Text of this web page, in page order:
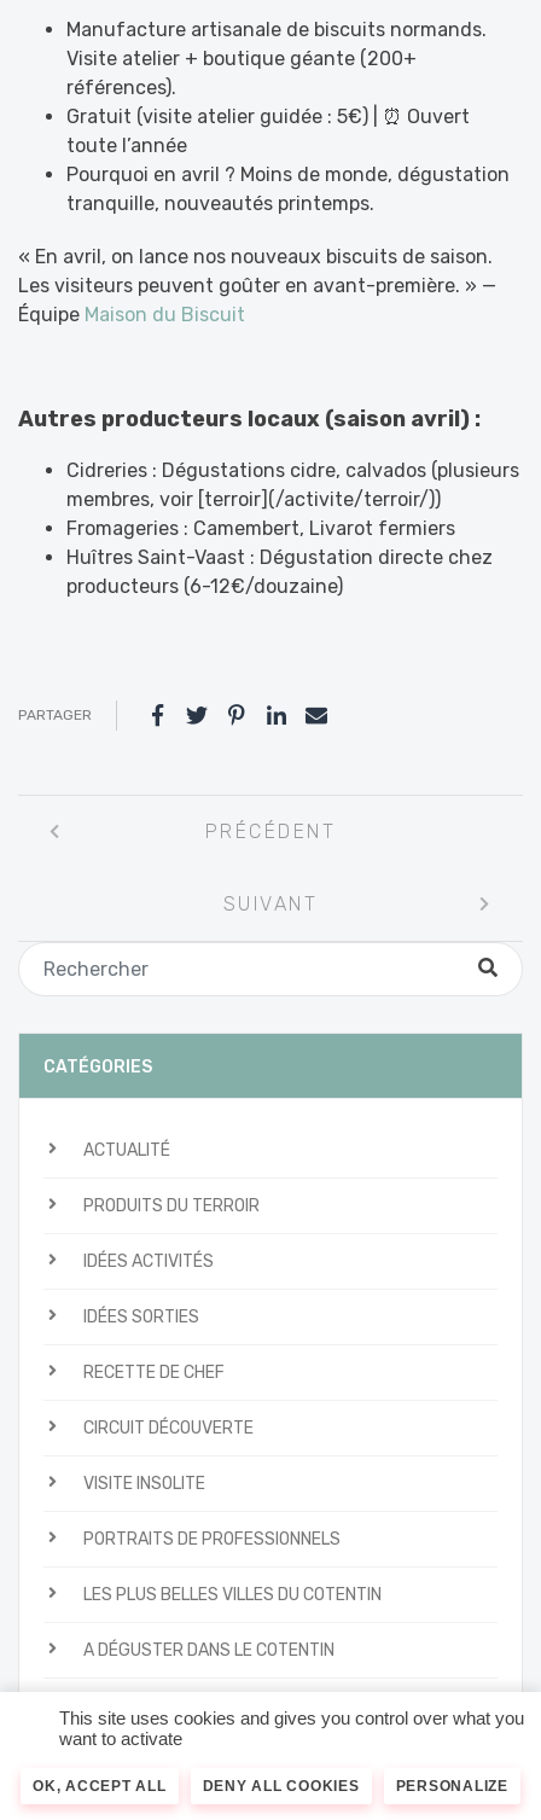
Manufacture artisanale de biscuits normands.
Visite atelier + boutique géante (200+
références).
Gratuit (visite atelier guidée : 5€) | ⏰ Ouvert
toute l’année
Pourquoi en avril ? Moins de monde, dégustation
tranquille, nouveautés printemps.
« En avril, on lance nos nouveaux biscuits de saison.
Les visiteurs peuvent goûter en avant-première. » —
Équipe Maison du Biscuit
Autres producteurs locaux (saison avril) :
Cidreries : Dégustations cidre, calvados (plusieurs
membres, voir [terroir](/activite/terroir/))
Fromageries : Camembert, Livarot fermiers
Huîtres Saint-Vaast : Dégustation directe chez
producteurs (6-12€/douzaine)
PARTAGER
entre
PRÉCÉDENT
SUIVANT
CATÉGORIES
ACTUALITÉ
PRODUITS DU TERROIR
IDÉES ACTIVITÉS
IDÉES SORTIES
RECETTE DE CHEF
CIRCUIT DÉCOUVERTE
VISITE INSOLITE
PORTRAITS DE PROFESSIONNELS
LES PLUS BELLES VILLES DU COTENTIN
A DÉGUSTER DANS LE COTENTIN
COTENTIN
This site uses cookies and gives you control over what you
want to activate
OK, ACCEPT ALL DENY ALL COOKIES PERSONALIZE